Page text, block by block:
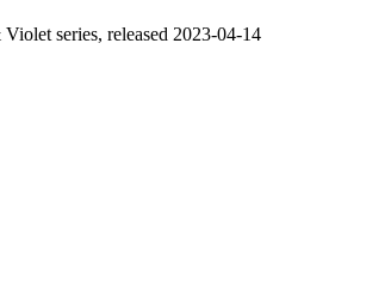
Violet series, released 2023-04-14